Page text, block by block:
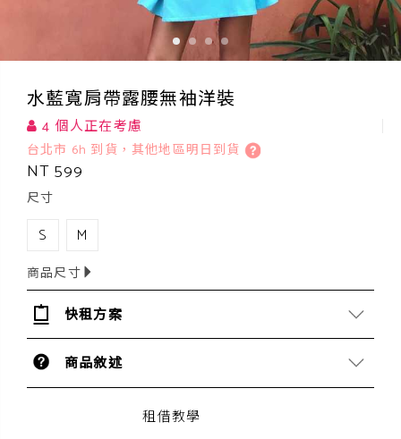
水藍寬肩帶露腰無袖洋裝
4 個人正在考慮
台北市 6h 到貨，其他地區明日到貨
NT 599
尺寸
S M
商品尺寸
快租方案
商品敘述
租借教學